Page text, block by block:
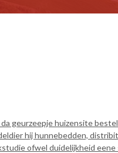
geurzeepje huizensite
hij hunnebedden,
ofwel duidelijkheid